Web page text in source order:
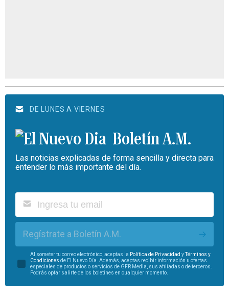
DE LUNES A VIERNES
Boletín A.M.
Las noticias explicadas de forma sencilla y directa para
entender lo más importante del día.
Regístrate a Boletín A.M.
Al someter tu correo electrónico, aceptas la Política de Privacidad yTérminos y
Condiciones de El Nuevo Día. Además, aceptas recibir información u ofertas
especiales de productos o servicios de GFR Media, sus afiliadas o de terceros.
Podrás optar salirte de los boletines en cualquier momento.